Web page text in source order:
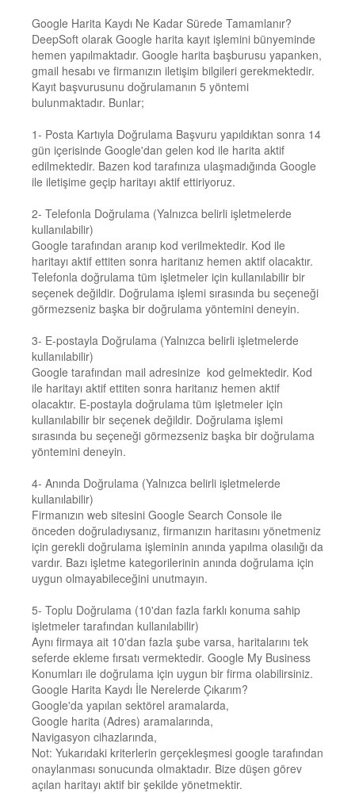
Google Harita Kaydı Ne Kadar Sürede Tamamlanır?
DeepSoft olarak Google harita kayıt işlemini bünyeminde
hemen yapılmaktadır. Google harita başburusu yapanken,
gmail hesabı ve firmanızın iletişim bilgileri gerekmektedir.
Kayıt başvurusunu doğrulamanın 5 yöntemi
bulunmaktadır. Bunlar;
1- Posta Kartıyla Doğrulama Başvuru yapıldıktan sonra 14
gün içerisinde Google'dan gelen kod ile harita aktif
edilmektedir. Bazen kod tarafınıza ulaşmadığında Google
ile iletişime geçip haritayı aktif ettiriyoruz.
2- Telefonla Doğrulama (Yalnızca belirli işletmelerde
kullanılabilir)
Google tarafından aranıp kod verilmektedir. Kod ile
haritayı aktif ettiten sonra haritanız hemen aktif olacaktır.
Telefonla doğrulama tüm işletmeler için kullanılabilir bir
seçenek değildir. Doğrulama işlemi sırasında bu seçeneği
görmezseniz başka bir doğrulama yöntemini deneyin.
3- E-postayla Doğrulama (Yalnızca belirli işletmelerde
kullanılabilir)
Google tarafından mail adresinize kod gelmektedir. Kod
ile haritayı aktif ettiten sonra haritanız hemen aktif
olacaktır. E-postayla doğrulama tüm işletmeler için
kullanılabilir bir seçenek değildir. Doğrulama işlemi
sırasında bu seçeneği görmezseniz başka bir doğrulama
yöntemini deneyin.
4- Anında Doğrulama (Yalnızca belirli işletmelerde
kullanılabilir)
Firmanızın web sitesini Google Search Console ile
önceden doğruladıysanız, firmanızın haritasını yönetmeniz
için gerekli doğrulama işleminin anında yapılma olasılığı da
vardır. Bazı işletme kategorilerinin anında doğrulama için
uygun olmayabileceğini unutmayın.
5- Toplu Doğrulama (10'dan fazla farklı konuma sahip
işletmeler tarafından kullanılabilir)
Aynı firmaya ait 10'dan fazla şube varsa, haritalarını tek
seferde ekleme fırsatı vermektedir. Google My Business
Konumları ile doğrulama için uygun bir firma olabilirsiniz.
Google Harita Kaydı İle Nerelerde Çıkarım?
Google'da yapılan sektörel aramalarda,
Google harita (Adres) aramalarında,
Navigasyon cihazlarında,
Not: Yukarıdaki kriterlerin gerçekleşmesi google tarafından
onaylanması sonucunda olmaktadır. Bize düşen görev
açılan haritayı aktif bir şekilde yönetmektir.